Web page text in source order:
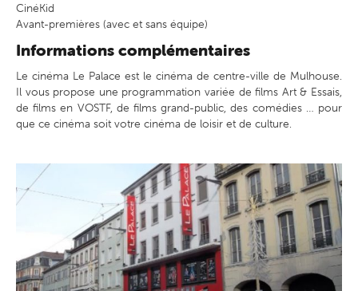
CinéKid
Avant-premières (avec et sans équipe)
Informations complémentaires
Le cinéma Le Palace est le cinéma de centre-ville de Mulhouse.
Il vous propose une programmation variée de films Art & Essais,
de films en VOSTF, de films grand-public, des comédies … pour
que ce cinéma soit votre cinéma de loisir et de culture.